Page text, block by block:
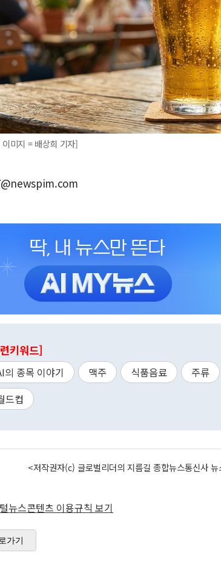
미지 = 배상희 기자]
키워드]
의 종목 이야기 맥주 식품음료 주류
드컵
<저작권자(c) 글로벌리더의 지름길 종합뉴스통신사
뉴스콘텐츠 이용규칙 보기
가기